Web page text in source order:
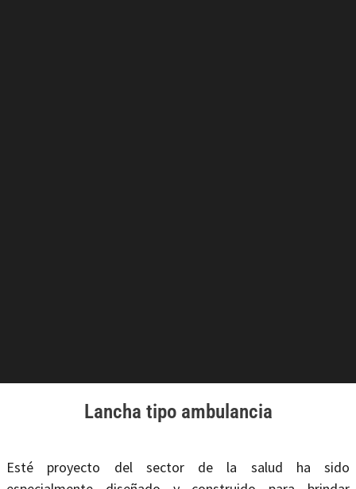
Lancha tipo ambulancia
Esté proyecto del sector de la salud ha sido